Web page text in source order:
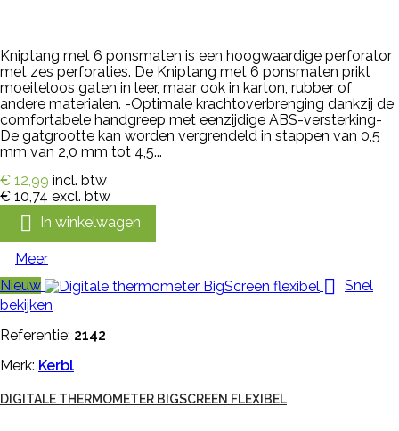
Kniptang met 6 ponsmaten is een hoogwaardige perforator
met zes perforaties. De Kniptang met 6 ponsmaten prikt
moeiteloos gaten in leer, maar ook in karton, rubber of
andere materialen. -Optimale krachtoverbrenging dankzij de
comfortabele handgreep met eenzijdige ABS-versterking-
De gatgrootte kan worden vergrendeld in stappen van 0,5
mm van 2,0 mm tot 4,5...
€ 12,99 incl. btw
€ 10,74 excl. btw
 In winkelwagen
Meer
Nieuw
 Snel
bekijken
Referentie: 2142
Merk: Kerbl
DIGITALE THERMOMETER BIGSCREEN FLEXIBEL